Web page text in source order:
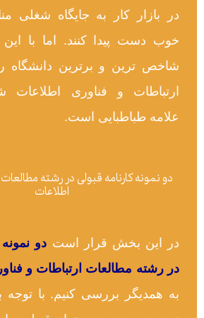
در بازار کار به جایگاه شغلی
خوب دست پیدا کنند. اما با
شاخص ترین و برترین دانشگاه
ارتباطات و فناوری اطلاعات
علامه طباطبایی است.
دو نمونه کارنامه قبولی در رشته
اطلاعات
در این بخش قرار است دو
در رشته مطالعات ارتباطات و
به همدیگر بررسی کنیم. با توجه